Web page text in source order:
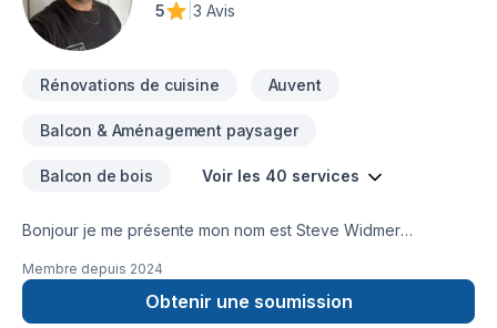
5
3 Avis
Rénovations de cuisine Auvent
Balcon & Aménagement paysager
Balcon de bois Voir les 40 services
Bonjour je me présente mon nom est Steve Widmer
général en rénovation résidentiel. Je suis situé à Sainte-
Sophie dans les Laurentides sur la rive nord de
Montréal.Nous opérons donc dans les alentours (rive nord de
Membre depuis 2024
Obtenir une soumission